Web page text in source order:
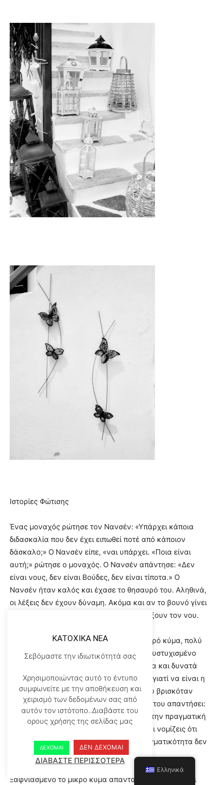
Ιστορίες Φώτισης
Ένας μοναχός ρώτησε τον Νανσέν: «Υπάρχει κάποια
διδασκαλία που δεν έχει ειπωθεί ποτέ από κάποιον
δάσκαλο;» Ο Νανσέν είπε, «ναι υπάρχει. «Ποια είναι
αυτή;» ρώτησε ο μοναχός. Ο Νανσέν απάντησε: «Δεν
είναι νους, δεν είναι Βούδες, δεν είναι τίποτα.» Ο
Νανσέν ήταν καλός και έχασε το θησαυρό του. Αληθινά,
οι λέξεις δεν έχουν δύναμη. Ακόμα και αν το βουνό γίνει
θάλασσα, Οι λέξεις δεν μπορούν να ανοίξουν τον νου.
Η Συζήτηση των Κυμάτων : Ήταν ένα μικρό κύμα, πολύ
λυπημένο και που μονολογούσε: «πόσο δυστυχισμένο
είμαι… τα άλλα κύματα είναι τόσο μεγάλα και δυνατά
και εγώ είμαι τόσο μικρό και ασήμαντο… γιατί να είναι η
ζωή τόσο σκληρή;» Ένα μεγάλο κύμα που βρισκόταν
εκεί κοντά, το άκουσε και αποφάσισε να του απαντήσει:
«Τα λες αυτά διότι δεν έχεις κατανοήσει την πραγματική
σου φύση. Νομίζεις ότι είσαι ένα κύμα και νομίζεις ότι
είσαι μικρό και ασήμαντο, ενώ στην πραγματικότητα δεν
είσαι τίποτα από τα δύο»
Ξαφνιασμένο το μικρό κύμα απαντά: «Πως;! Δεν είμαι
KATOXIKA NEA
Σεβόμαστε την ιδιωτικότητά σας
Χρησιμοποιώντας αυτό το έντυπο
συμφωνείτε με την αποθήκευση και
χειρισμό των δεδομένων σας από
αυτόν τον ιστότοπο..Διαβάστε του
ορους χρήσης της σελίδας μας
ΔΕΧΟΜΑΙ ΔΕΝ ΔΕΧΟΜΑΙ
ΔΙΑΒΑΣΤΕ ΠΕΡΙΣΣΟΤΕΡΑ
Ελληνικά